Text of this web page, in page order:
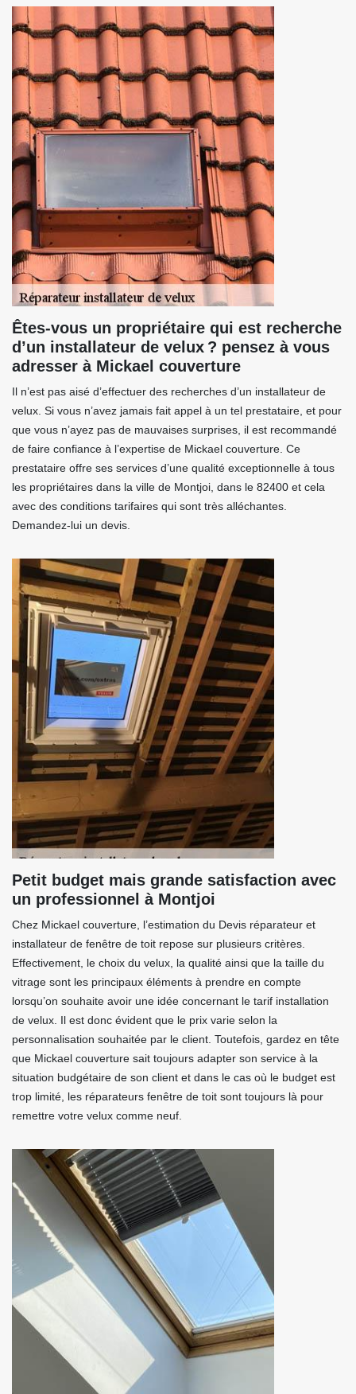
Êtes-vous un propriétaire qui est recherche
d’un installateur de velux ? pensez à vous
adresser à Mickael couverture
Il n’est pas aisé d’effectuer des recherches d’un installateur de
velux. Si vous n’avez jamais fait appel à un tel prestataire, et pour
que vous n’ayez pas de mauvaises surprises, il est recommandé
de faire confiance à l’expertise de Mickael couverture. Ce
prestataire offre ses services d’une qualité exceptionnelle à tous
les propriétaires dans la ville de Montjoi, dans le 82400 et cela
avec des conditions tarifaires qui sont très alléchantes.
Demandez-lui un devis.
Petit budget mais grande satisfaction avec
un professionnel à Montjoi
Chez Mickael couverture, l’estimation du Devis réparateur et
installateur de fenêtre de toit repose sur plusieurs critères.
Effectivement, le choix du velux, la qualité ainsi que la taille du
vitrage sont les principaux éléments à prendre en compte
lorsqu’on souhaite avoir une idée concernant le tarif installation
de velux. Il est donc évident que le prix varie selon la
personnalisation souhaitée par le client. Toutefois, gardez en tête
que Mickael couverture sait toujours adapter son service à la
situation budgétaire de son client et dans le cas où le budget est
trop limité, les réparateurs fenêtre de toit sont toujours là pour
remettre votre velux comme neuf.